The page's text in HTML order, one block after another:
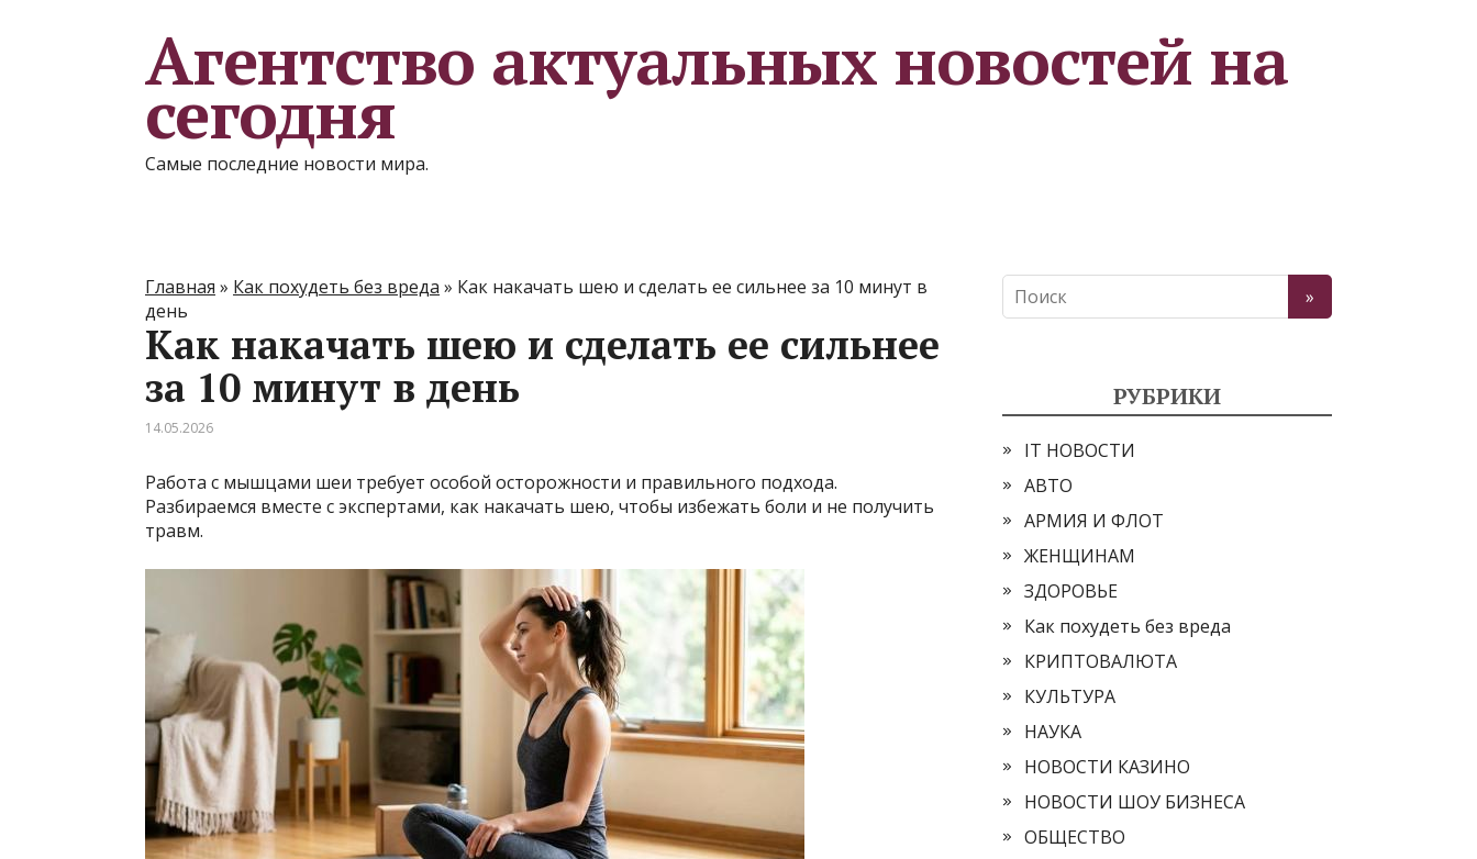
Агентство актуальных новостей на
сегодня
Самые последние новости мира.
Главная » Как похудеть без вреда » Как накачать шею и сделать ее сильнее за 10 минут в
день
Как накачать шею и сделать ее сильнее
за 10 минут в день
14.05.2026
Работа с мышцами шеи требует особой осторожности и правильного подхода.
Разбираемся вместе с экспертами, как накачать шею, чтобы избежать боли и не получить
травм.
РУБРИКИ
IT НОВОСТИ
АВТО
АРМИЯ И ФЛОТ
ЖЕНЩИНАМ
ЗДОРОВЬЕ
Как похудеть без вреда
КРИПТОВАЛЮТА
КУЛЬТУРА
НАУКА
НОВОСТИ КАЗИНО
НОВОСТИ ШОУ БИЗНЕСА
ОБЩЕСТВО